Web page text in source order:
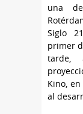
una
Siglo
primer
tarde,
Kino,
al